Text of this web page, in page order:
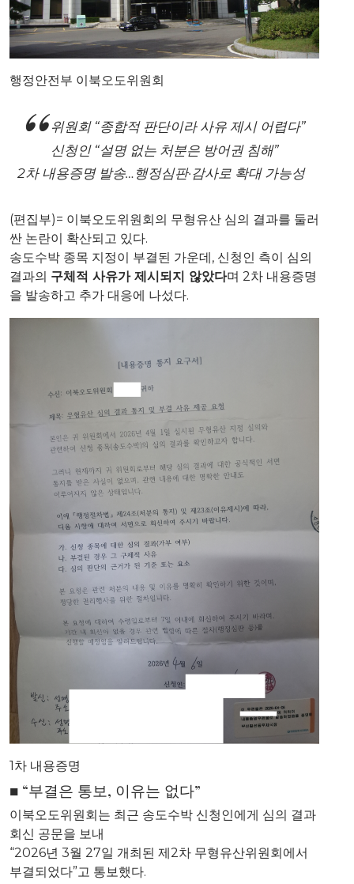
행정안전부 이북오도위원회
위원회 “종합적 판단이라 사유 제시 어렵다”
신청인 “설명 없는 처분은 방어권 침해”
2차 내용증명 발송…행정심판·감사로 확대 가능성
(편집부)= 이북오도위원회의 무형유산 심의 결과를 둘러
싼 논란이 확산되고 있다.
송도수박 종목 지정이 부결된 가운데, 신청인 측이 심의
결과의 구체적 사유가 제시되지 않았다며 2차 내용증명
을 발송하고 추가 대응에 나섰다.
1차 내용증명
■ “부결은 통보, 이유는 없다”
이북오도위원회는 최근 송도수박 신청인에게 심의 결과
회신 공문을 보내
“2026년 3월 27일 개최된 제2차 무형유산위원회에서
부결되었다”고 통보했다.